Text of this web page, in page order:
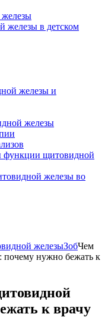
железы в детском
железы и
железы
функции щитовидной
железы во
железыЗобЧем
почему нужно бежать к
к врачу